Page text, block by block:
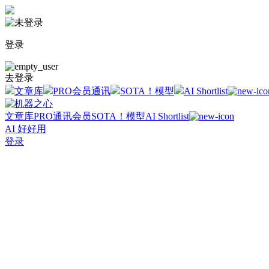
登录
去登录
文章库
PRO会员通讯 SOTA！模型 AI Shortlist
文章库PRO通讯会员SOTA！模型AI Shortlist
AI 好好用
登录